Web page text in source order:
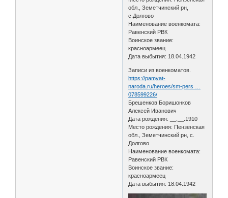
обл., Земетчинский рн,
с.Долгово
Наименование военкомата:
Равенский РВК
Воинское звание:
красноармеец
Дата выбытия: 18.04.1942
Записи из военкоматов.
https://pamyat-
naroda.ru/heroes/sm-pers …
078599226/
Брешенков Боришонков
Алексей Иванович
Дата рождения: __.__.1910
Место рождения: Пензенская
обл., Земетчинский рн, с.
Долгово
Наименование военкомата:
Равенский РВК
Воинское звание:
красноармеец
Дата выбытия: 18.04.1942